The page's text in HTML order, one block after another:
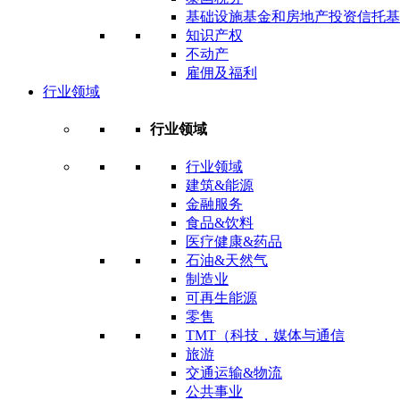
基础设施基金和房地产投资信托
知识产权
不动产
雇佣及福利
行业领域
行业领域
行业领域
建筑&能源
金融服务
食品&饮料
医疗健康&药品
石油&天然气
制造业
可再生能源
零售
TMT（科技，媒体与通信
旅游
交通运输&物流
公共事业